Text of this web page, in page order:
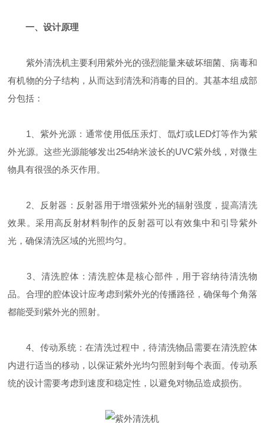
一、设计原理
紫外清洗机主要利用紫外光的强烈能量来破坏细菌、病毒和
有机物的分子结构，从而达到清洗和消毒的目的。其基本组成部
分包括：
1、紫外光源：通常使用低压汞灯、氙灯或LED灯等作为紫
外光源。这些光源能够发出254纳米波长的UVC紫外线，对微生
物具有很强的杀灭作用。
2、反射器：反射器用于增强紫外光的辐射强度，提高清洗
效果。采用高反射材料制作的反射器可以有效集中和引导紫外
光，确保清洗区域的光照均匀。
3、清洗腔体：清洗腔体是核心部件，用于容纳待清洗物
品。合理的腔体设计应考虑到紫外光的传播路径，确保每个角落
都能受到紫外光的照射。
4、传动系统：在清洗过程中，待清洗物品需要在清洗腔体
内进行适当的移动，以保证紫外光均匀照射到每个表面。传动系
统的设计需要考虑到速度和稳定性，以避免对物品造成损伤。